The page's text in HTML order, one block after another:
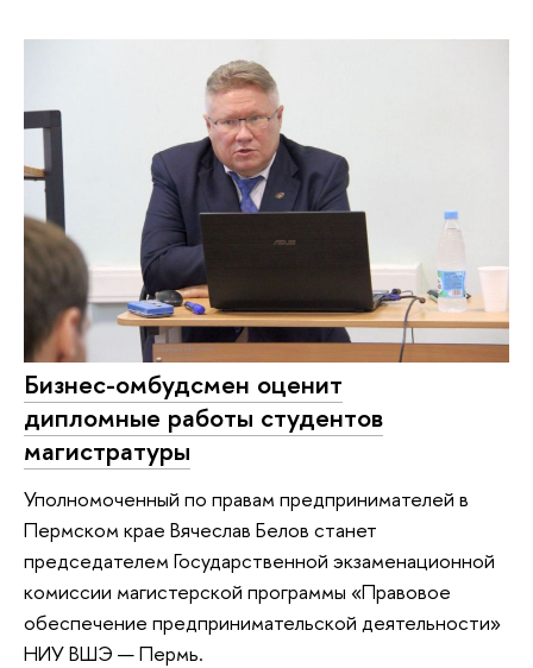
Бизнес-омбудсмен оценит
дипломные работы студентов
магистратуры
Уполномоченный по правам предпринимателей в
Пермском крае Вячеслав Белов станет
председателем Государственной экзаменационной
комиссии магистерской программы «Правовое
обеспечение предпринимательской деятельности»
НИУ ВШЭ — Пермь.